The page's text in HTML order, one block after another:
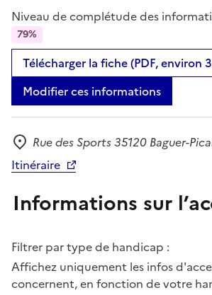
Niveau de complétude des
79%
Télécharger la fiche (PDF, environ
Modifier ces informations
Adresse
Rue des Sports 35120 Baguer-
Itinéraire
Informations sur
Filtrer par type de handicap :
Affichez uniquement les infos
concernent, en fonction de votre